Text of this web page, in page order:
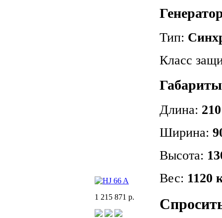
1 215 871 р.
Тип:
Класс
Длина:
Ширина:
Высота:
Вес: 1120